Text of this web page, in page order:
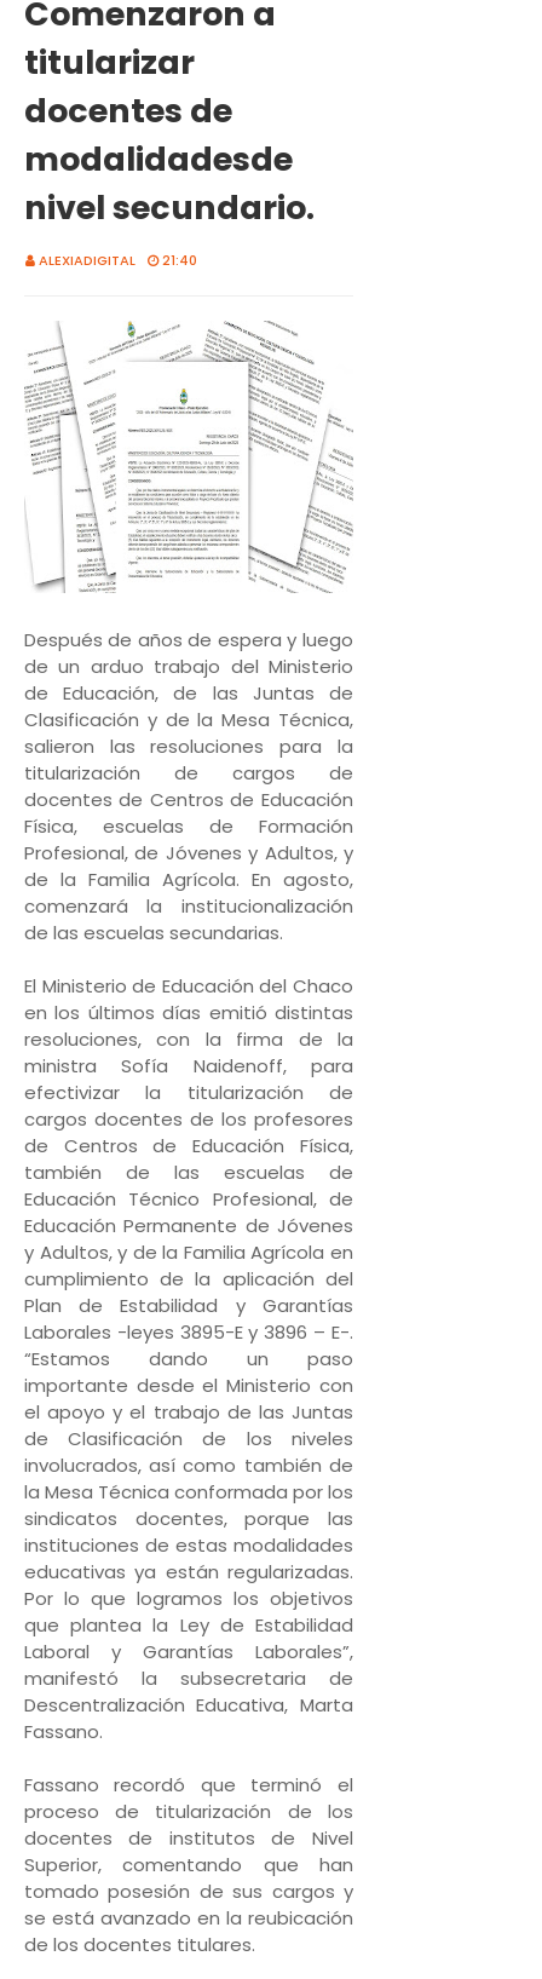
Comenzaron a
titularizar
docentes de
modalidadesde
nivel secundario.
ALEXIADIGITAL 21:40
Después de años de espera y luego
de un arduo trabajo del Ministerio
de Educación, de las Juntas de
Clasificación y de la Mesa Técnica,
salieron las resoluciones para la
titularización de cargos de
docentes de Centros de Educación
Física, escuelas de Formación
Profesional, de Jóvenes y Adultos, y
de la Familia Agrícola. En agosto,
comenzará la institucionalización
de las escuelas secundarias.
El Ministerio de Educación del Chaco
en los últimos días emitió distintas
resoluciones, con la firma de la
ministra Sofía Naidenoff, para
efectivizar la titularización de
cargos docentes de los profesores
de Centros de Educación Física,
también de las escuelas de
Educación Técnico Profesional, de
Educación Permanente de Jóvenes
y Adultos, y de la Familia Agrícola en
cumplimiento de la aplicación del
Plan de Estabilidad y Garantías
Laborales -leyes 3895-E y 3896 – E-.
“Estamos dando un paso
importante desde el Ministerio con
el apoyo y el trabajo de las Juntas
de Clasificación de los niveles
involucrados, así como también de
la Mesa Técnica conformada por los
sindicatos docentes, porque las
instituciones de estas modalidades
educativas ya están regularizadas.
Por lo que logramos los objetivos
que plantea la Ley de Estabilidad
Laboral y Garantías Laborales”,
manifestó la subsecretaria de
Descentralización Educativa, Marta
Fassano.
Fassano recordó que terminó el
proceso de titularización de los
docentes de institutos de Nivel
Superior, comentando que han
tomado posesión de sus cargos y
se está avanzado en la reubicación
de los docentes titulares.